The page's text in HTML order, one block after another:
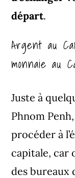
départ.
Argent au
monnaie au
Juste à
Phnom
procéder à
capitale, car
des bureaux